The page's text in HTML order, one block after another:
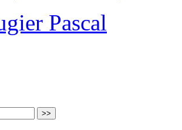
Pascal